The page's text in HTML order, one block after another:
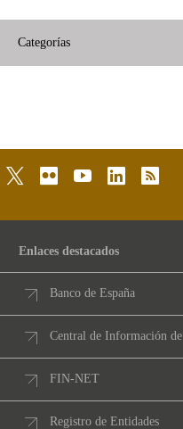
Categorías
twitterflickr youtubelinkedinrss
Enlaces destacados
Banco de España
Central de Información
FIN-NET
Registro de Entidades